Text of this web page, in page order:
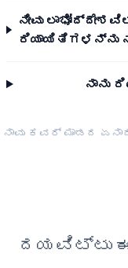
ನೀವು
ರಿಯಾಯಿತಿಗಳನ್ನು
ನಾನು
ನಾವು ಕವರ್ ಮಾಡದ
ದಯವಿಟ್ಟು